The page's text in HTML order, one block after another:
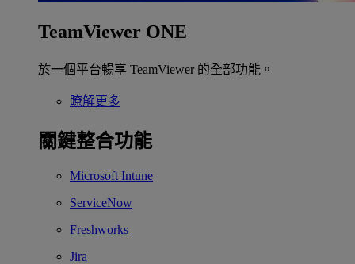
TeamViewer ONE
於一個平台暢享 TeamViewer 的全部功能。
瞭解更多
關鍵整合功能
Microsoft Intune
ServiceNow
Freshworks
Jira